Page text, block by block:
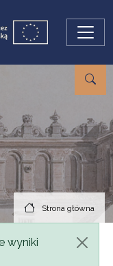
Strona główna
wyniki